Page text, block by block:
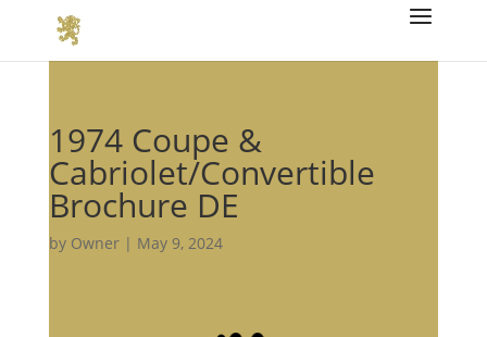
1974 Coupe &
Cabriolet/Convertible
Brochure DE
by Owner| May 9, 2024